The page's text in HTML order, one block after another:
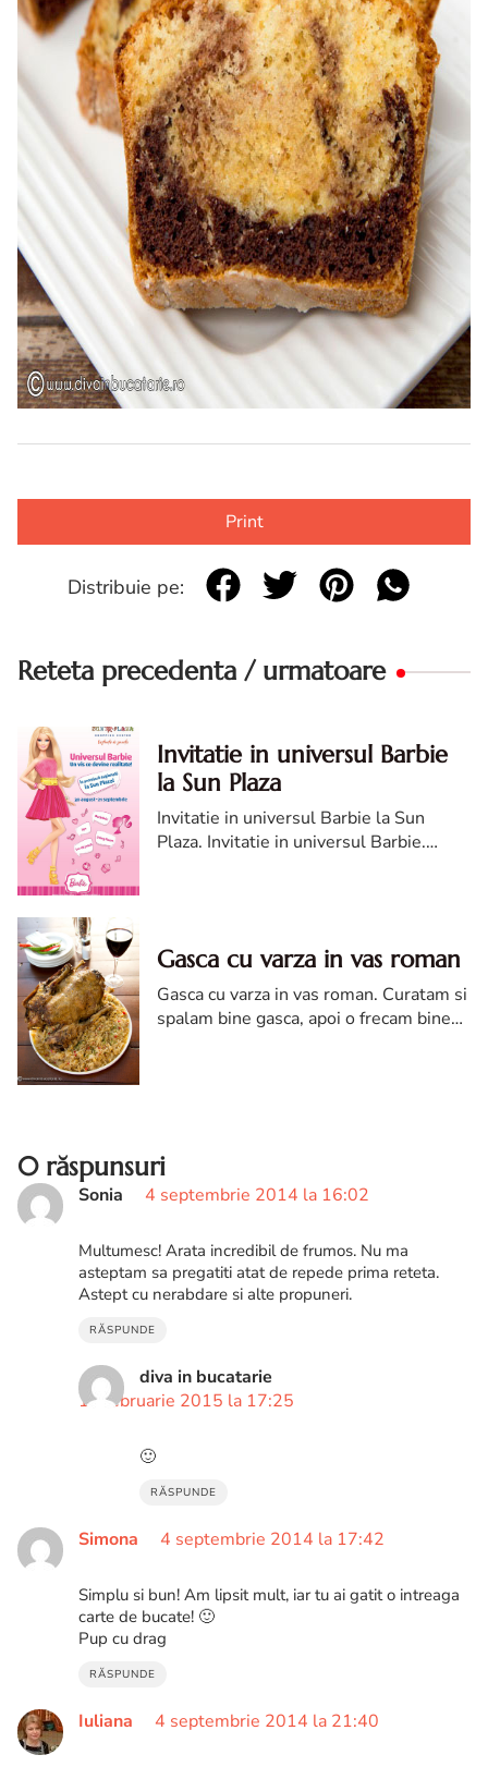
Print
Distribuie pe:
Reteta precedenta / urmatoare
Invitatie in universul Barbie
la Sun Plaza
Invitatie in universul Barbie la Sun
Plaza. Invitatie in universul Barbie.
Gasca cu varza in vas roman
Gasca cu varza in vas roman. Curatam si
spalam bine gasca, apoi o frecam bine
0 răspunsuri
Sonia 4 septembrie 2014 la 16:02
Multumesc! Arata incredibil de frumos. Nu ma
asteptam sa pregatiti atat de repede prima reteta.
Astept cu nerabdare si alte propuneri.
RĂSPUNDE
diva in bucatarie
12 februarie 2015 la 17:25
🙂
RĂSPUNDE
Simona 4 septembrie 2014 la 17:42
Simplu si bun! Am lipsit mult, iar tu ai gatit o intreaga
carte de bucate! 🙂
Pup cu drag
RĂSPUNDE
Iuliana 4 septembrie 2014 la 21:40